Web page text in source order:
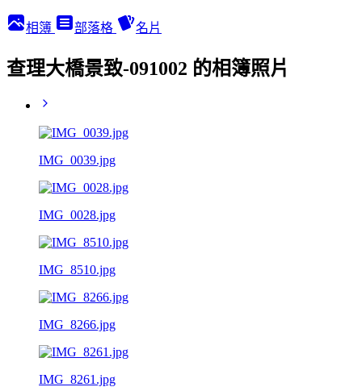
相簿 部落格 名片
查理大橋景致-091002 的相簿照片
IMG_0039.jpg
IMG_0028.jpg
IMG_8510.jpg
IMG_8266.jpg
IMG_8261.jpg